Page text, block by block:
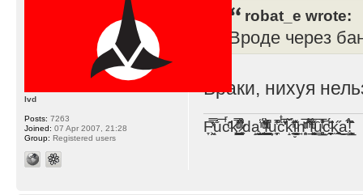
robat_e wrote:
Вроде через
Враки, нихуя
F̞͖̭̿̔ͯu̐̅cͬ̑ͩk̨̤̳͇̮̭̪̠̽̿̓̆ͭͩ ̷̩̰͎̩͓̘̾̀ͬ̊ͭ͛ͅda̝̺͙̬͎̝̾͟ ̰̜̝̯͉̯̖̓̎́ͨ̽ͫ͟f̟͇̭̀ͬͨͭ̐̚u̹̼̹̗̞͑̔͂͐̚cͭ̅̊̆̒̆ǩ̝̩̯́ͥ̔̍̑ḭ͓͍̳̬ͦ̽͂n͍͎͈̈̅ͩͬ ̊ͫ̂̾̑̈́f̲͚͉͓͗̋́ͧͦ̅ȗ͇̲̻͈̲̅̎͗͒ͭ͡c̬̟̠̹̯̈́ͩ͘ͅk̫̠̻̋͜a̲͒̾̇!͙͕̺͉̗̩̲̂̏̄̀
lvd
Posts: 7263
Joined: 07 Apr 2007, 21:28
Group: Registered users